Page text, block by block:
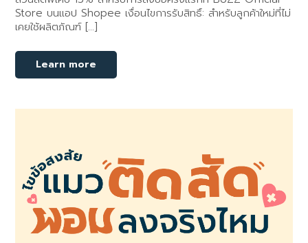
Store บนแอป Shopee เงื่อนไขการรับสิทธิ์: สำหรับลูกค้าใหม่ที่ไม่
เคยใช้ผลิตภัณฑ์ […]
Learn more